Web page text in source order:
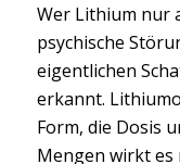
Wer Lithium nur
psychische
eigentlichen
erkannt.
Form, die Dosis
Mengen wirkt es